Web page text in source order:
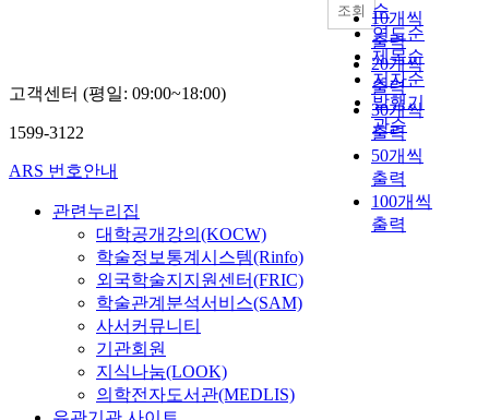
순
연도순
제목순
저자순
발행기
관순
10개씩
출력
20개씩
출력
30개씩
출력
50개씩
출력
100개씩
출력
조회
고객센터 (평일: 09:00~18:00)
1599-3122
ARS 번호안내
관련누리집
대학공개강의(KOCW)
학술정보통계시스템(Rinfo)
외국학술지지원센터(FRIC)
학술관계분석서비스(SAM)
사서커뮤니티
기관회원
지식나눔(LOOK)
의학전자도서관(MEDLIS)